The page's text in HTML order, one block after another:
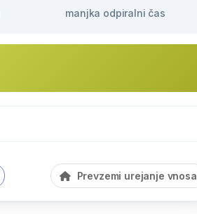
manjka odpiralni čas
Prevzemi urejanje vnosa